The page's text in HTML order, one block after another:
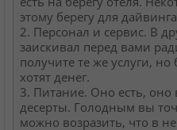
этому берегу для
2. Персонал и сервис. В
заискивал перед вами
получите те же услуги, но
хотят денег.
3. Питание. Оно есть, оно
десерты. Голодным вы
можно возразить, что в